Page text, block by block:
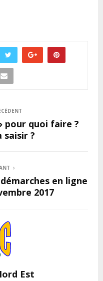
pour quoi faire ?
saisir ?
en ligne
2017
Est